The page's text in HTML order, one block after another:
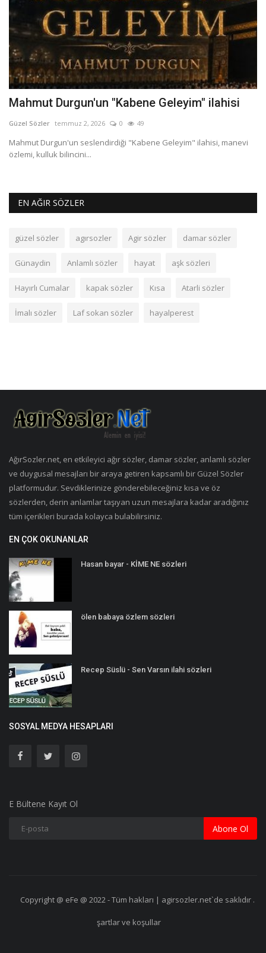
Mahmut Durgun'un "Kabene Geleyim" ilahisi
Güzel Sözler temmuz 2, 2026 0 49
Mahmut Durgun'un seslendirdiği "Kabene Geleyim" ilahisi, manevi
özlemi, kulluk bilincini...
EN AĞIR SÖZLER
güzel sözler agırsozler Agir sözler damar sözler
Günaydin Anlamlı sözler hayat aşk sözleri
Hayırlı Cumalar kapak sözler Kısa Atarli sözler
İmalı sözler Laf sokan sözler hayalperest
AğırSozler.net, en etkileyici ağır sözler, damar sözler, anlamlı sözler
ve duygusal mesajları bir araya getiren kapsamlı bir Güzel Sözler
platformudur. Sevdiklerinize gönderebileceğiniz kısa ve öz
sözlerden, derin anlamlar taşıyan uzun mesajlara kadar aradığınız
tüm içerikleri burada kolayca bulabilirsiniz.
EN ÇOK OKUNANLAR
Hasan bayar - KİME NE sözleri
ölen babaya özlem sözleri
Recep Süslü - Sen Varsın ilahi sözleri
SOSYAL MEDYA HESAPLARI
E Bültene Kayıt Ol
Abone Ol
Copyright @ eFe @ 2022 - Tüm hakları | agirsozler.net`de saklıdır .
şartlar ve koşullar